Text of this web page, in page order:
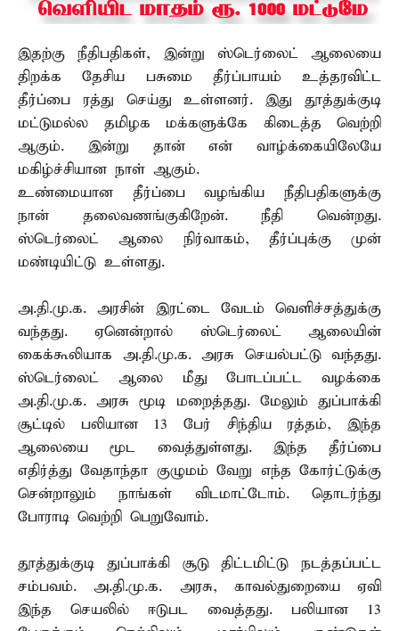
இதற்கு நீதிபதிகள், இன்று ஸ்டெர்லைட் ஆலையை
திறக்க தேசிய பசுமை தீர்ப்பாயம் உத்தரவிட்ட
தீர்ப்பை ரத்து செய்து உள்ளனர். இது தூத்துக்குடி
மட்டுமல்ல தமிழக மக்களுக்கே கிடைத்த வெற்றி
ஆகும். இன்று தான் என் வாழ்க்கையிலேயே
மகிழ்ச்சியான நாள் ஆகும்.
உண்மையான தீர்ப்பை வழங்கிய நீதிபதிகளுக்கு
நான் தலைவணங்குகிறேன். நீதி வென்றது.
ஸ்டெர்லைட் ஆலை நிர்வாகம், தீர்ப்புக்கு முன்
மண்டியிட்டு உள்ளது.
அ.தி.மு.க. அரசின் இரட்டை வேடம் வெளிச்சத்துக்கு
வந்தது. ஏனென்றால் ஸ்டெர்லைட் ஆலையின்
கைக்கூலியாக அ.தி.மு.க. அரசு செயல்பட்டு வந்தது.
ஸ்டெர்லைட் ஆலை மீது போடப்பட்ட வழக்கை
அ.தி.மு.க. அரசு மூடி மறைத்தது. மேலும் துப்பாக்கி
சூட்டில் பலியான 13 பேர் சிந்திய ரத்தம், இந்த
ஆலையை மூட வைத்துள்ளது. இந்த தீர்ப்பை
எதிர்த்து வேதாந்தா குழுமம் வேறு எந்த கோர்ட்டுக்கு
சென்றாலும் நாங்கள் விடமாட்டோம். தொடர்ந்து
போராடி வெற்றி பெறுவோம்.
தூத்துக்குடி துப்பாக்கி சூடு திட்டமிட்டு நடத்தப்பட்ட
சம்பவம். அ.தி.மு.க. அரசு, காவல்துறையை ஏவி
இந்த செயலில் ஈடுபட வைத்தது. பலியான 13